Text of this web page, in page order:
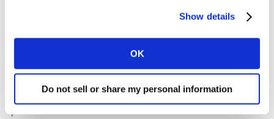
Show details
OK
Do not sell or share my personal information
jälkeen, mainonnan määrän pysytellessä samalla
tasolla vuoden 2022 kanssa.
verkkomainonta on sisällytetty eri mediaryhmiin, total